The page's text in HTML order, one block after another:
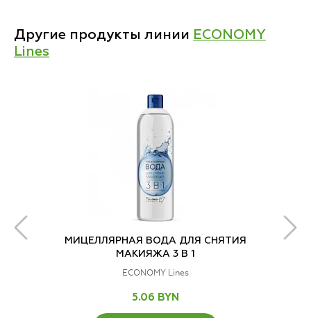
Другие продукты линии ECONOMY
Lines
МИЦЕЛЛЯРНАЯ ВОДА ДЛЯ СНЯТИЯ
МАКИЯЖА 3 В 1
ECONOMY Lines
5.06 BYN